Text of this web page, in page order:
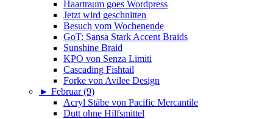
Haartraum goes Wordpress
Jetzt wird geschnitten
Besuch vom Wochenende
GoT: Sansa Stark Accent Braids
Sunshine Braid
KPO von Senza Limiti
Cascading Fishtail
Forke von Avilee Design
► Februar (9)
Acryl Stäbe von Pacific Mercantile
Dutt ohne Hilfsmittel